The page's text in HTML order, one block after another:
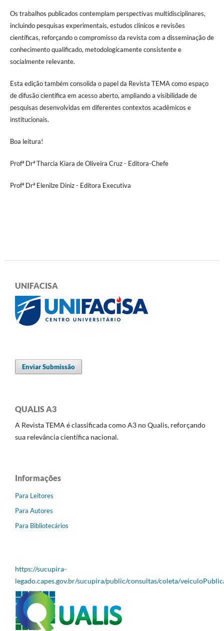
Os trabalhos publicados contemplam perspectivas multidisciplinares,
incluindo pesquisas experimentais, estudos clínicos e revisões
científicas, reforçando o compromisso da revista com a disseminação de
conhecimento qualificado, metodologicamente consistente e
socialmente relevante.
Esta edição também consolida o papel da Revista TEMA como espaço
de difusão científica em acesso aberto, ampliando a visibilidade de
pesquisas desenvolvidas em diferentes contextos acadêmicos e
institucionais.
Boa leitura!
Profª Drª Tharcia Kiara de Oliveira Cruz - Editora-Chefe
Profª Drª Elenilze Diniz - Editora Executiva
UNIFACISA
Enviar Submissão
QUALIS A3
A Revista TEMA é classificada como A3 no Qualis, reforçando
sua relevância científica nacional.
Informações
Para Leitores
Para Autores
Para Bibliotecários
https://sucupira-
legado.capes.gov.br/sucupira/public/consultas/coleta/